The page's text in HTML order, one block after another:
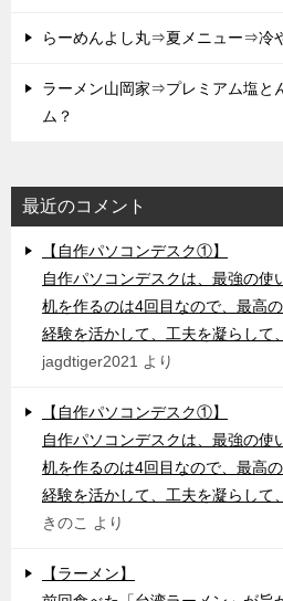
らーめんよし丸⇒夏メニュー⇒冷
ラーメン山岡家⇒プレミアム塩と
ム？
最近のコメント
【自作パソコンデスク①】
自作パソコンデスクは、最強の使
机を作るのは4回目なので、最高
経験を活かして、工夫を凝らして
jagdtiger2021 より
【自作パソコンデスク①】
自作パソコンデスクは、最強の使
机を作るのは4回目なので、最高
経験を活かして、工夫を凝らして
きのこ
より
【ラーメン】